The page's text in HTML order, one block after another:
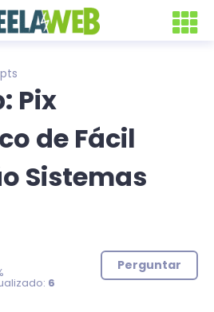
Pix
de Fácil
Sistemas
6
Perguntar